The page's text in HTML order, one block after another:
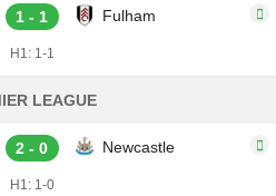
1 - 1 Fulham
H1: 1-1
LEAGUE
2 - 0 Newcastle
H1: 1-0